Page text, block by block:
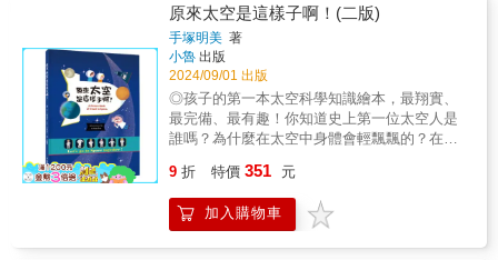
析，以及好讀易懂又兼顧圖像設計感的資訊圖
表，重點是外星人的研究觀點和剖析既有趣卻
又犀利，讀來既令人瞠目結舌卻又發人省思，
究竟這份報告寫了什麼呢？● 自以為是萬物主
宰的地球人，其實只占地球總生物量0.01%？●
人類的DNA居然與高麗菜的相似度為45%！●
非洲人的祖先皮膚一開始並不是黑色的？● 地
球上最富生育力的男性竟然是成吉思汗？● 地
球人消耗地球天然資源的速度，幾乎是地球自
活，生存機率只剩下50%……沒騙你吧，這份
獨家取得的外星人調查報告內容是不是很讓人
驚訝呢？外星人使用數據，不做評論，不進行
原來太空是這樣子啊！(二版)
手塚明美 著
小魯 出版
2024/09/01 出版
◎孩子的第一本太空科學知識繪本，最翔實、
最完備、最有趣！你知道史上第一位太空人是
誰嗎？為什麼在太空中身體會輕飄飄的？在太
異，太空也有宅急便服務喔！甚至已經有太空
旅館在地球軌道上運行了呢！ 日新月異的
科技以超乎想像的進步，帶領人類一路從氣
9 折 特價 351 元
加入購物車